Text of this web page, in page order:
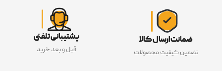
ضمانت ارسال کالا
تضمین کیفیت محصولات
پشتیبانی تلفنی
قبل و بعد خرید